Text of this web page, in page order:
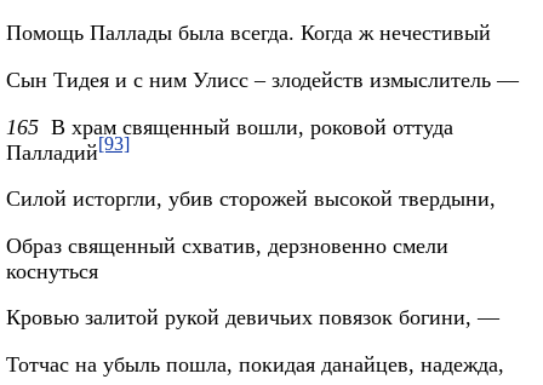
Помощь Паллады была всегда. Когда ж нечестивый
Сын Тидея и с ним Улисс – злодейств измыслитель —
165 В храм священный вошли, роковой оттуда
Палладий[93]
Силой исторгли, убив сторожей высокой твердыни,
Образ священный схватив, дерзновенно смели
коснуться
Кровью залитой рукой девичьих повязок богини, —
Тотчас на убыль пошла, покидая данайцев, надежда,